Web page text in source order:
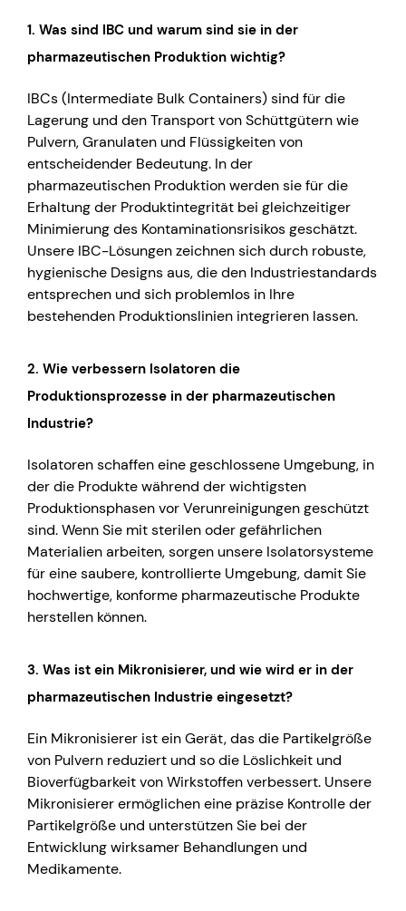
1. Was sind IBC und warum sind sie in der
pharmazeutischen Produktion wichtig?
IBCs (Intermediate Bulk Containers) sind für die
Lagerung und den Transport von Schüttgütern wie
Pulvern, Granulaten und Flüssigkeiten von
entscheidender Bedeutung. In der
pharmazeutischen Produktion werden sie für die
Erhaltung der Produktintegrität bei gleichzeitiger
Minimierung des Kontaminationsrisikos geschätzt.
Unsere IBC-Lösungen zeichnen sich durch robuste,
hygienische Designs aus, die den Industriestandards
entsprechen und sich problemlos in Ihre
bestehenden Produktionslinien integrieren lassen.
2. Wie verbessern Isolatoren die
Produktionsprozesse in der pharmazeutischen
Industrie?
Isolatoren schaffen eine geschlossene Umgebung, in
der die Produkte während der wichtigsten
Produktionsphasen vor Verunreinigungen geschützt
sind. Wenn Sie mit sterilen oder gefährlichen
Materialien arbeiten, sorgen unsere Isolatorsysteme
für eine saubere, kontrollierte Umgebung, damit Sie
hochwertige, konforme pharmazeutische Produkte
herstellen können.
3. Was ist ein Mikronisierer, und wie wird er in der
pharmazeutischen Industrie eingesetzt?
Ein Mikronisierer ist ein Gerät, das die Partikelgröße
von Pulvern reduziert und so die Löslichkeit und
Bioverfügbarkeit von Wirkstoffen verbessert. Unsere
Mikronisierer ermöglichen eine präzise Kontrolle der
Partikelgröße und unterstützen Sie bei der
Entwicklung wirksamer Behandlungen und
Medikamente.